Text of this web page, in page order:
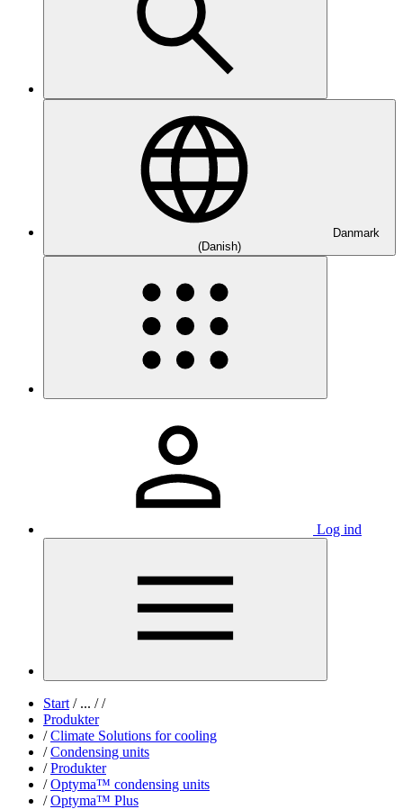
Danmark
(Danish)
Log ind
Start /... / /
Produkter
/ Climate Solutions for cooling
/ Condensing units
/ Produkter
/ Optyma™ condensing units
/ Optyma™ Plus